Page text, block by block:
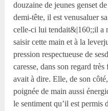
douzaine de jeunes genset
demi-tête, il est venusaluer
celle-ci lui tendait&|160;;il a
saisir cette main et à la
pression respectueuse de
caresse, dans son regard
avait à dire. Elle, de son
poignée de main aussi
le sentiment qu’il est permis